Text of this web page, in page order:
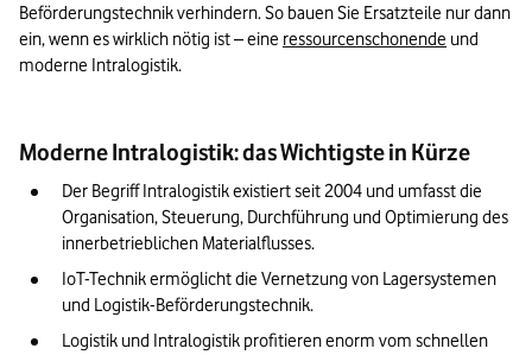
Beförderungstechnik verhindern. So bauen Sie Ersatzteile nur dann
ein, wenn es wirklich nötig ist – eine ressourcenschonende und
moderne Intralogistik.
Moderne Intralogistik: das Wichtigste in Kürze
Der Begriff Intralogistik existiert seit 2004 und umfasst die
Organisation, Steuerung, Durchführung und Optimierung des
innerbetrieblichen Materialflusses.
IoT-Technik ermöglicht die Vernetzung von Lagersystemen
und Logistik-Beförderungstechnik.
Logistik und Intralogistik profitieren enorm vom schnellen